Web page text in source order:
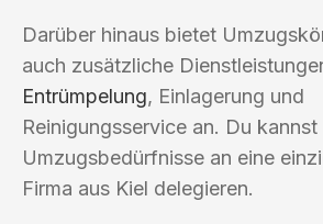
Darüber hinaus bietet
auch zusätzliche
Entrümpelung, Einlagerung und
Reinigungsservice an. Du
Umzugsbedürfnisse an eine
Firma aus Kiel delegieren.